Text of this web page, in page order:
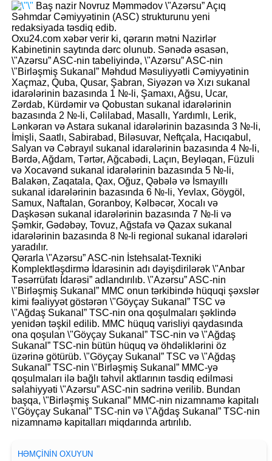
Baş nazir Novruz Məmmədov \"Azərsu” Açıq
Səhmdar Cəmiyyətinin (ASC) strukturunu yeni
redaksiyada təsdiq edib.
Oxu24.com xəbər verir ki, qərarın mətni Nazirlər
Kabinetinin saytında dərc olunub. Sənədə əsasən,
\"Azərsu” ASC-nin tabeliyində, \"Azərsu” ASC-nin
\"Birləşmiş Sukanal” Məhdud Məsuliyyətli Cəmiyyətinin
Xaçmaz, Quba, Qusar, Şabran, Siyəzən və Xızı sukanal
idarələrinin bazasında 1 №-li, Şamaxı, Ağsu, Ucar,
Zərdab, Kürdəmir və Qobustan sukanal idarələrinin
bazasında 2 №-li, Cəlilabad, Masallı, Yardımlı, Lerik,
Lənkəran və Astara sukanal idarələrinin bazasında 3 №-li,
İmişli, Saatlı, Sabirabad, Biləsuvar, Neftçala, Hacıqabul,
Salyan və Cəbrayıl sukanal idarələrinin bazasında 4 №-li,
Bərdə, Ağdam, Tərtər, Ağcabədi, Laçın, Beyləqan, Füzuli
və Xocavənd sukanal idarələrinin bazasında 5 №-li,
Balakən, Zaqatala, Qax, Oğuz, Qəbələ və İsmayıllı
sukanal idarələrinin bazasında 6 №-li, Yevlax, Göygöl,
Samux, Naftalan, Goranboy, Kəlbəcər, Xocalı və
Daşkəsən sukanal idarələrinin bazasında 7 №-li və
Şəmkir, Gədəbəy, Tovuz, Ağstafa və Qazax sukanal
idarələrinin bazasında 8 №-li regional sukanal idarələri
yaradılır.
Qərarla \"Azərsu” ASC-nin İstehsalat-Texniki
Komplektləşdirmə İdarəsinin adı dəyişdirilərək \"Anbar
Təsərrüfatı İdarəsi” adlandırılıb. \"Azərsu” ASC-nin
\"Birləşmiş Sukanal” MMC onun tərkibində hüquqi şəxslər
kimi fəaliyyət göstərən \"Göyçay Sukanal” TSC və
\"Ağdaş Sukanal” TSC-nin ona qoşulmaları şəklində
yenidən təşkil edilib. MMC hüquq varisliyi qaydasında
ona qoşulan \"Göyçay Sukanal” TSC-nin və \"Ağdaş
Sukanal” TSC-nin bütün hüquq və öhdəliklərini öz
üzərinə götürüb. \"Göyçay Sukanal” TSC və \"Ağdaş
Sukanal” TSC-nin \"Birləşmiş Sukanal” MMC-yə
qoşulmaları ilə bağlı təhvil aktlarının təsdiq edilməsi
səlahiyyəti \"Azərsu” ASC-nin sədrinə verilib. Bundan
başqa, \"Birləşmiş Sukanal” MMC-nin nizamnamə kapitalı
\"Göyçay Sukanal” TSC-nin və \"Ağdaş Sukanal” TSC-nin
nizamnamə kapitalları miqdarında artırılıb.
HƏMÇININ OXUYUN